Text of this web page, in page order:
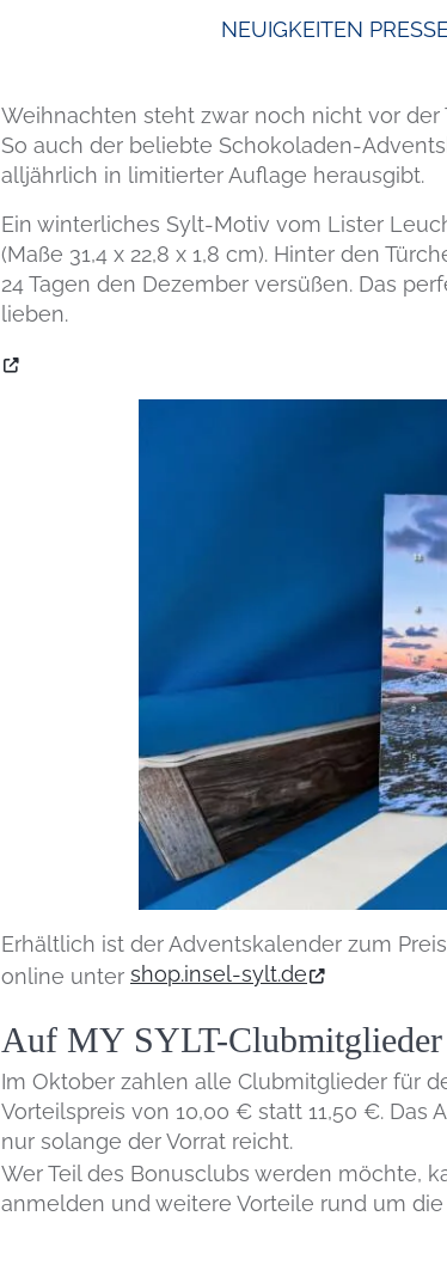
NEUIGKEITEN
Weihnachten steht zwar noch nicht vor der
So auch der beliebte Schokoladen-
alljährlich in limitierter Auflage herausgibt.
Ein winterliches Sylt-Motiv vom Lister
(Maße 31,4 x 22,8 x 1,8 cm). Hinter den
24 Tagen den Dezember versüßen. Das
lieben.
Erhältlich ist der Adventskalender zum
online unter shop.insel-sylt.de
Auf MY SYLT-Clubmitglieder
Im Oktober zahlen alle Clubmitglieder für
Vorteilspreis von 10,00 € statt 11,50 €.
nur solange der Vorrat reicht.
Wer Teil des Bonusclubs werden möchte,
anmelden und weitere Vorteile rund um